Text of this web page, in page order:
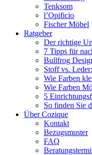
Tenksom
l’Opificio
Fischer Möbel
Ratgeber
Der richtige
7 Tipps für
Bullfrog
Stoff vs.
Wie Farben
Wie Farben
5
So finden Sie
Über Cozique
Kontakt
Bezugsmuster
FAQ